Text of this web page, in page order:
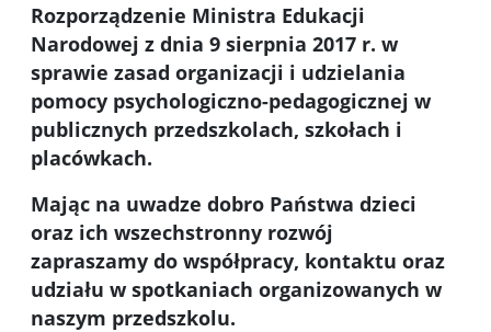
Rozporządzenie Ministra Edukacji
Narodowej z dnia 9 sierpnia 2017 r. w
sprawie zasad organizacji i udzielania
pomocy psychologiczno-pedagogicznej w
publicznych przedszkolach, szkołach i
placówkach.
Mając na uwadze dobro Państwa dzieci
oraz ich wszechstronny rozwój
zapraszamy do współpracy, kontaktu oraz
udziału w spotkaniach organizowanych w
naszym przedszkolu.